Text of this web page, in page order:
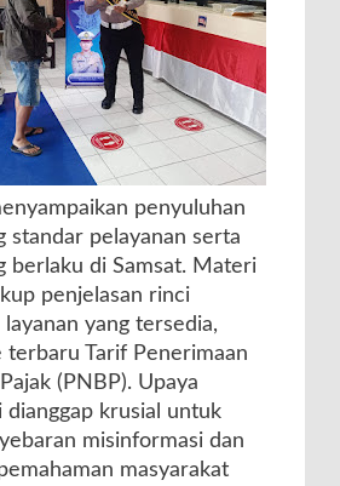
penyuluhan
standar pelayanan serta
berlaku di Samsat. Materi
penjelasan rinci
yang tersedia,
terbaru Tarif Penerimaan
(PNBP). Upaya
dianggap krusial untuk
misinformasi dan
masyarakat